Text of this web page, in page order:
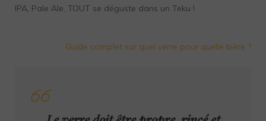
IPA, Pale Ale, TOUT se déguste dans un Teku !
Guide complet sur quel verre pour quelle bière ?